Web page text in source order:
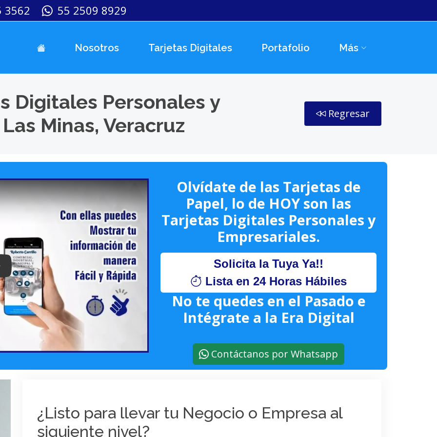
3562 55 2509 8929
Nosotros Tarjetas Digitales Portafolio Más
Digitales Personales y
Minas, Veracruz
Regresar
Keynote (Google I/O '18)
Olvídate de las Tarjetas de
Papel, lo de HOY son las
Tarjetas Digitales Personales y
Empresariales.
Solicita la Tuya Ya!!
Lista en 24 Horas Hábiles
No te quedes en el Pasado e
Intégrate a la Era Digital
Contáctanos por Whatsapp
¿Listo para llevar tu Negocio o Empresa al
siguiente nivel?